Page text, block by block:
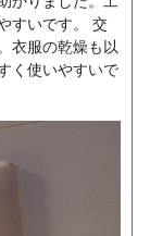
すいです。
交
衣服の乾燥も以
く使いやすいで